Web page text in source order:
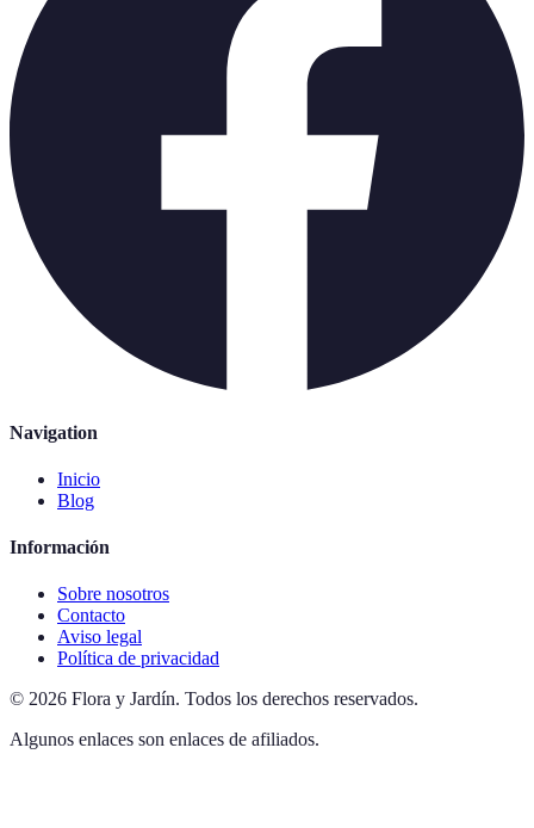
Navigation
Inicio
Blog
Información
Sobre nosotros
Contacto
Aviso legal
Política de privacidad
© 2026 Flora y Jardín. Todos los derechos reservados.
Algunos enlaces son enlaces de afiliados.